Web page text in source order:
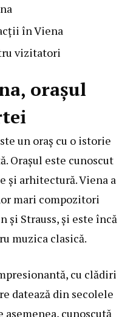
în Viena
vizitatori
orașul
un oraș cu o istorie
Orașul este cunoscut
și arhitectură. Viena a
mari compozitori
și Strauss, și este încă
muzica clasică.
cu clădiri
datează din secolele
asemenea, cunoscută